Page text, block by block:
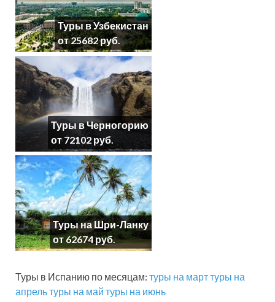
Туры в Узбекистан
от 25682 руб.
Туры в Черногорию
от 72102 руб.
Туры на Шри-Ланку
от 62674 руб.
Туры в Испанию по месяцам: туры на марттуры на
апрельтуры на май туры на июнь